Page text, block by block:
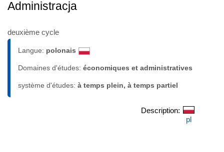
Administracja
deuxième cycle
Langue: polonais
Domaines d'études: économiques et administratives
système d'études: à temps plein, à temps partiel
Description:
pl